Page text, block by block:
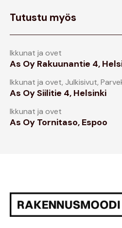
Tutustu myös
Ikkunat ja ovet
As Oy Rakuunantie 4,
Ikkunat ja ovet, Julkisivut,
As Oy Siilitie 4, Helsinki
Ikkunat ja ovet
As Oy Tornitaso, Espoo